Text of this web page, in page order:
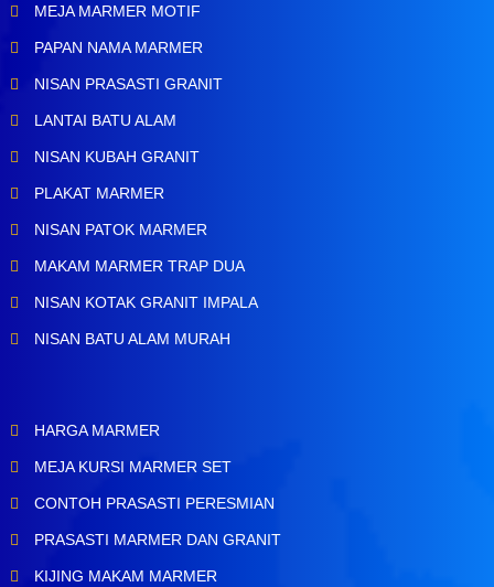
MEJA MARMER MOTIF
PAPAN NAMA MARMER
NISAN PRASASTI GRANIT
LANTAI BATU ALAM
NISAN KUBAH GRANIT
PLAKAT MARMER
NISAN PATOK MARMER
MAKAM MARMER TRAP DUA
NISAN KOTAK GRANIT IMPALA
NISAN BATU ALAM MURAH
HARGA MARMER
MEJA KURSI MARMER SET
CONTOH PRASASTI PERESMIAN
PRASASTI MARMER DAN GRANIT
KIJING MAKAM MARMER